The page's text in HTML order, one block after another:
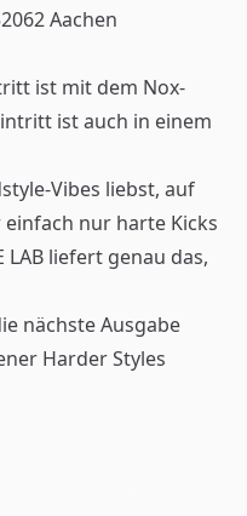
Aachen
ist mit dem Nox-
ist auch in einem
Vibes liebst, auf
nur harte Kicks
LAB liefert genau das,
nächste Ausgabe
Harder Styles